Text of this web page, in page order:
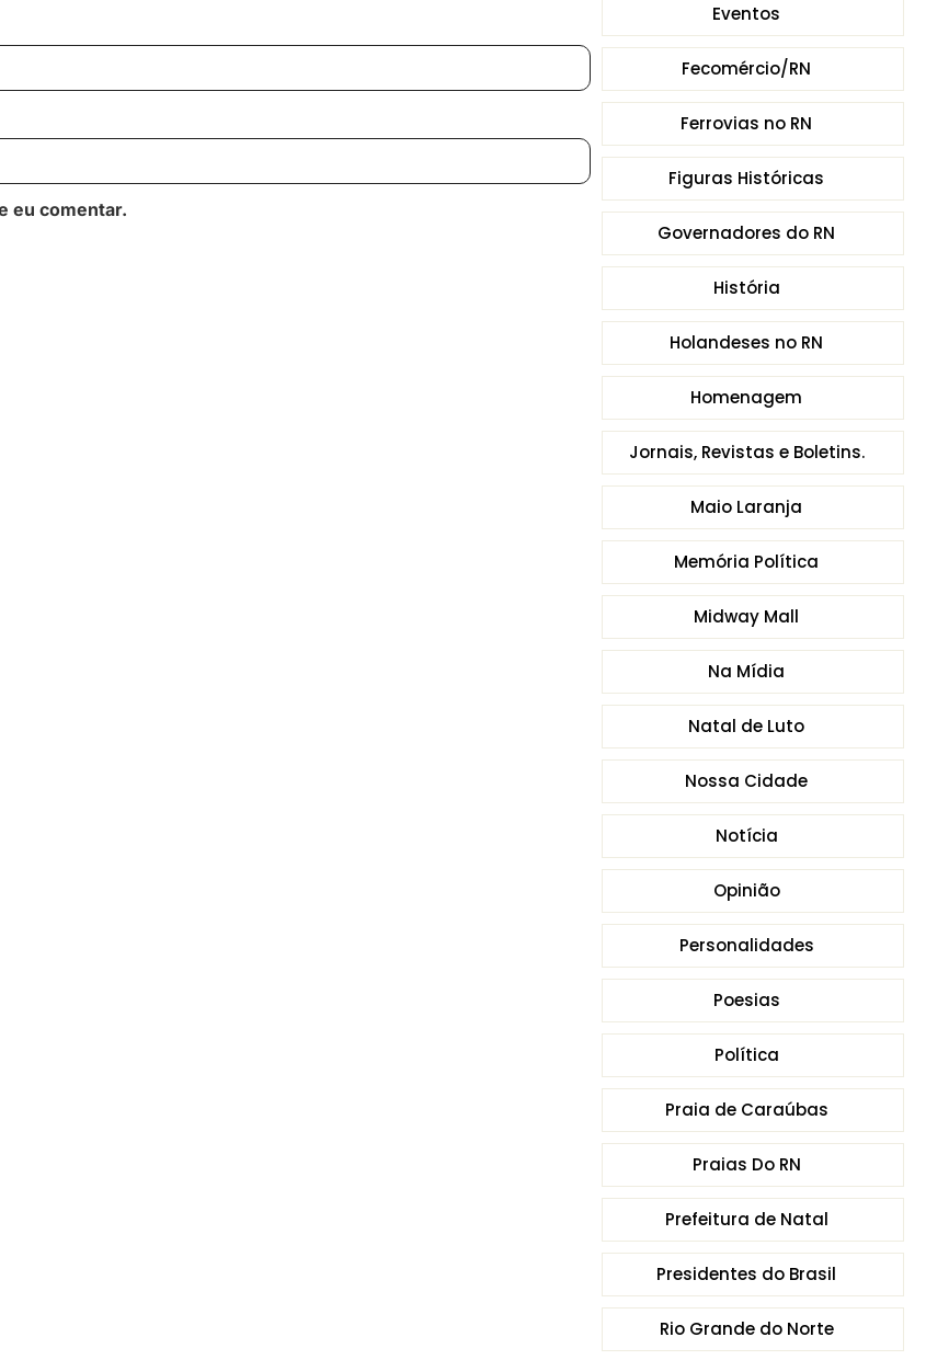
Eventos
Fecomércio/RN
Ferrovias no RN
Figuras Históricas
Governadores do RN
História
Holandeses no RN
Homenagem
Jornais, Revistas e Boletins.
Maio Laranja
Memória Política
Midway Mall
Na Mídia
Natal de Luto
Nossa Cidade
Notícia
Opinião
Personalidades
Poesias
Política
Praia de Caraúbas
Praias Do RN
Prefeitura de Natal
Presidentes do Brasil
Rio Grande do Norte
eu comentar.